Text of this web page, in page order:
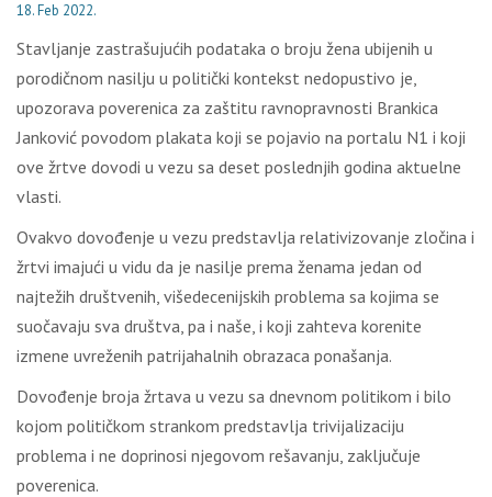
18. Feb 2022.
Stavljanje zastrašujućih podataka o broju žena ubijenih u
porodičnom nasilju u politički kontekst nedopustivo je,
upozorava poverenica za zaštitu ravnopravnosti Brankica
Janković povodom plakata koji se pojavio na portalu N1 i koji
ove žrtve dovodi u vezu sa deset poslednjih godina aktuelne
vlasti.
Ovakvo dovođenje u vezu predstavlja relativizovanje zločina i
žrtvi imajući u vidu da je nasilje prema ženama jedan od
najtežih društvenih, višedecenijskih problema sa kojima se
suočavaju sva društva, pa i naše, i koji zahteva korenite
izmene uvreženih patrijahalnih obrazaca ponašanja.
Dovođenje broja žrtava u vezu sa dnevnom politikom i bilo
kojom političkom strankom predstavlja trivijalizaciju
problema i ne doprinosi njegovom rešavanju, zaključuje
poverenica.